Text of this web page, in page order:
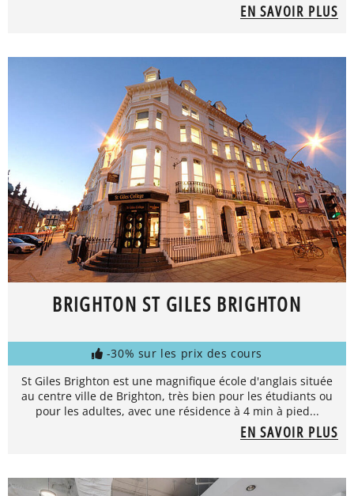
EN SAVOIR PLUS
BRIGHTON ST GILES BRIGHTON
-30% sur les prix des cours
St Giles Brighton est une magnifique école d'anglais située
au centre ville de Brighton, très bien pour les étudiants ou
pour les adultes, avec une résidence à 4 min à pied...
EN SAVOIR PLUS